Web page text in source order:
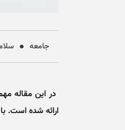
جامعه
در این مقاله
ارائه شده است.